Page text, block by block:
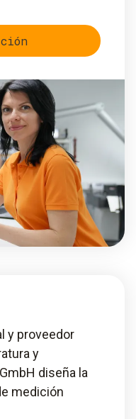
y proveedor
y
diseña la
medición